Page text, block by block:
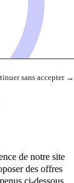
sans accepter →
de notre site
des offres
ci-dessous,